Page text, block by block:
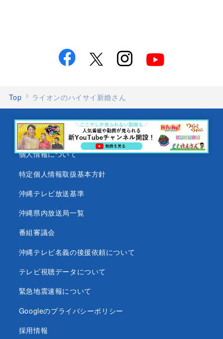
Top ライオンのハイサイ新婚さん
会社情報
個人情報について
特定個人情報取扱基本方針
沖縄テレビ放送基準
沖縄県内放送局一覧
番組審議会
沖縄テレビ名義の後援依頼について
テレビ視聴データについて
緊急地震速報について
Googleのプライバシーポリシー
採用情報